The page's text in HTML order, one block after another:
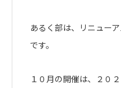
あるく部は、リニュー
です。
１０月の開催は、２０